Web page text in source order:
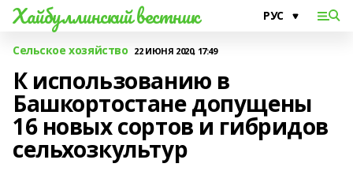
Хайбуллинский вестник
Сельское хозяйство 22 ИЮНЯ 2020, 17:49
К использованию в
Башкортостане допущены
16 новых сортов и гибридов
сельхозкультур